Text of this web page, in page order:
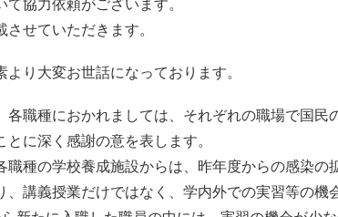
て協力依頼がございます。
させていただきます。
り大変お世話になっております。
各職種におかれましては、それぞれの職場で国民
とに深く感謝の意を表します。
種の学校養成施設からは、昨年度からの感染の
、講義授業だけではなく、学内外での実習等の機